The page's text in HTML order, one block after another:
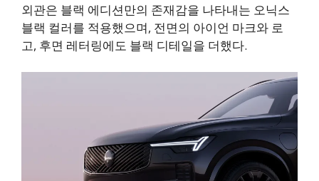
외관은 블랙 에디션만의 존재감을 나타내는 오닉스
블랙 컬러를 적용했으며, 전면의 아이언 마크와 로
고, 후면 레터링에도 블랙 디테일을 더했다.